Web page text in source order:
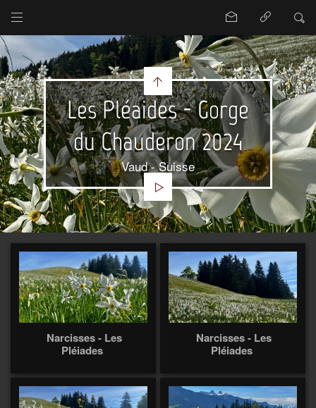
Les Pléaides - Gorge
du Chauderon 2024
Vaud - Suisse
Narcisses - Les
Pléiades
Narcisses - Les
Pléiades